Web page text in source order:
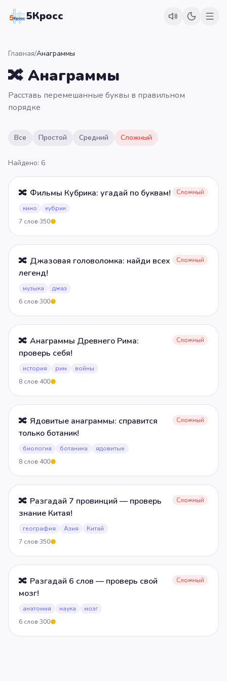
5Кросс
Главная/Анаграммы
🔀 Анаграммы
Расставь перемешанные буквы в правильном
порядке
Все Простой Средний Сложный
Найдено: 6
🔀 Фильмы Кубрика: угадай по буквам!
Сложный
кино
кубрик
7 слов·350
🔀 Джазовая головоломка: найди всех
легенд!
Сложный
музыка
джаз
6 слов·300
🔀 Анаграммы Древнего Рима:
проверь себя!
Сложный
история рим
войны
8 слов·400
🔀 Ядовитые анаграммы: справится
только ботаник!
Сложный
биология ботаника
ядовитые
8 слов·400
🔀 Разгадай 7 провинций — проверь
знание Китая!
Сложный
география Азия
Китай
7 слов·350
🔀 Разгадай 6 слов — проверь свой
мозг!
Сложный
анатомия наука
мозг
6 слов·300